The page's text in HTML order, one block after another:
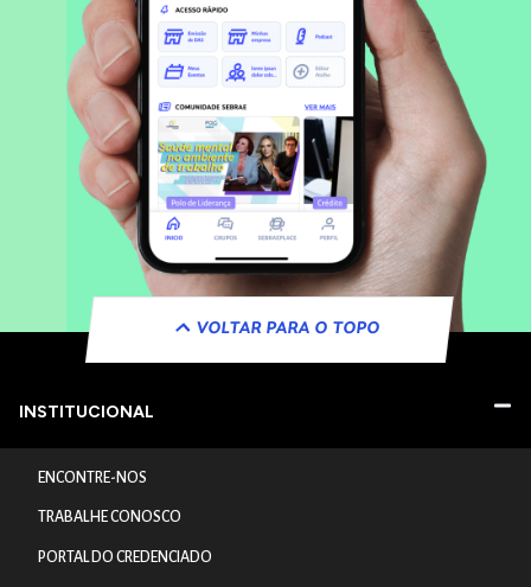
VOLTAR PARA O TOPO
INSTITUCIONAL
ENCONTRE-NOS
TRABALHE CONOSCO
PORTAL DO CREDENCIADO